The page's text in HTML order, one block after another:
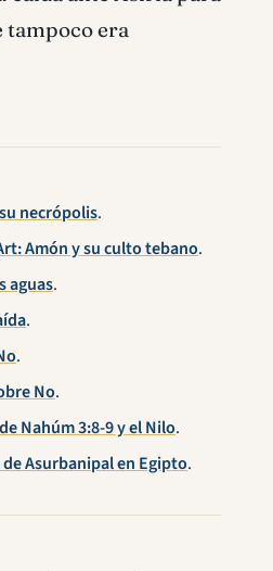
era
necrópolis.
Amón y su culto tebano.
aguas.
.
.
No.
Nahúm 3:8-9 y el Nilo.
Asurbanipal en Egipto.